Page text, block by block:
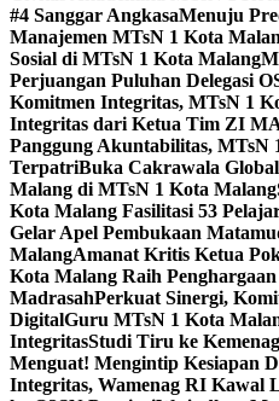
#4 Sanggar AngkasaMenuju
Manajemen MTsN 1 Kota
Sosial di MTsN 1 Kota Malang
Perjuangan Puluhan Delegasi
Komitmen Integritas, MTsN 1
Integritas dari Ketua Tim ZI
Panggung Akuntabilitas,
TerpatriBuka Cakrawala
Malang di MTsN 1 Kota Malang
Kota Malang Fasilitasi 53
Gelar Apel Pembukaan
MalangAmanat Kritis Ketua
Kota Malang Raih
MadrasahPerkuat Sinergi,
DigitalGuru MTsN 1 Kota
IntegritasStudi Tiru ke
Menguat! Mengintip Kesiapan
Integritas, Wamenag RI Kawal